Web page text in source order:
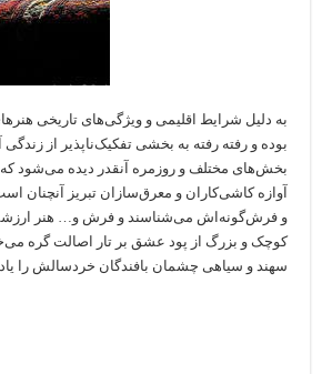
به دلیل شرایط اقلیمی‌ و ویژگی‌های تاریخی
بوده و رفته رفته به بخشی تفکیک‌ناپذیر از
بخش‌های مختلف و روزمره آنقدر دیده می‌شود
آوازه کاشی‌کاران و معرق‌سازان تبریز آنچنان
و فرش‌گونه‌ا‌ش می‌شناسند و فرش و… هنر
کوچک و بزرگ از پود عشق بر تار اصالت گره
سهند و سیاهی چشمان بافندگان خردسالش را